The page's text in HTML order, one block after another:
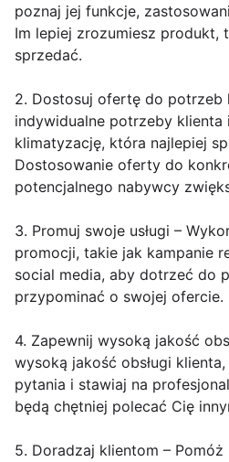
poznaj jej funkcje,
Im lepiej zrozumiesz produkt,
sprzedać.
2. Dostosuj ofertę do potrzeb
indywidualne potrzeby klienta
klimatyzację, która najlepiej
Dostosowanie oferty do
potencjalnego nabywcy
3. Promuj swoje usługi –
promocji, takie jak kampanie
social media, aby dotrzeć do
przypominać o swojej ofercie.
4. Zapewnij wysoką jakość
wysoką jakość obsługi
pytania i stawiaj na
będą chętniej polecać Cię
5. Doradzaj klientom –